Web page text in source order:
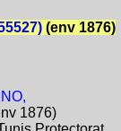
(env 1876)
1876)